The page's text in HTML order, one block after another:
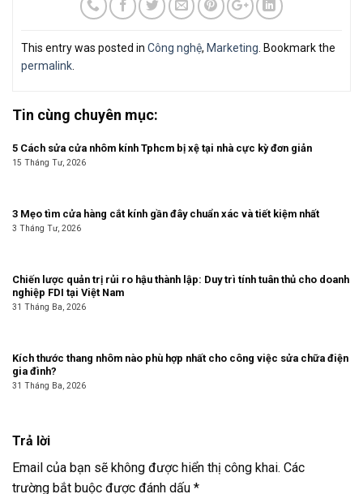
This entry was posted in Công nghệ, Marketing. Bookmark the
permalink.
Tin cùng chuyên mục:
5 Cách sửa cửa nhôm kính Tphcm bị xệ tại nhà cực kỳ đơn giản
15 Tháng Tư, 2026
3 Mẹo tìm cửa hàng cắt kính gần đây chuẩn xác và tiết kiệm nhất
3 Tháng Tư, 2026
Chiến lược quản trị rủi ro hậu thành lập: Duy trì tính tuân thủ cho doanh
nghiệp FDI tại Việt Nam
31 Tháng Ba, 2026
Kích thước thang nhôm nào phù hợp nhất cho công việc sửa chữa điện
gia đình?
31 Tháng Ba, 2026
Trả lời
Email của bạn sẽ không được hiển thị công khai. Các
trường bắt buộc được đánh dấu *